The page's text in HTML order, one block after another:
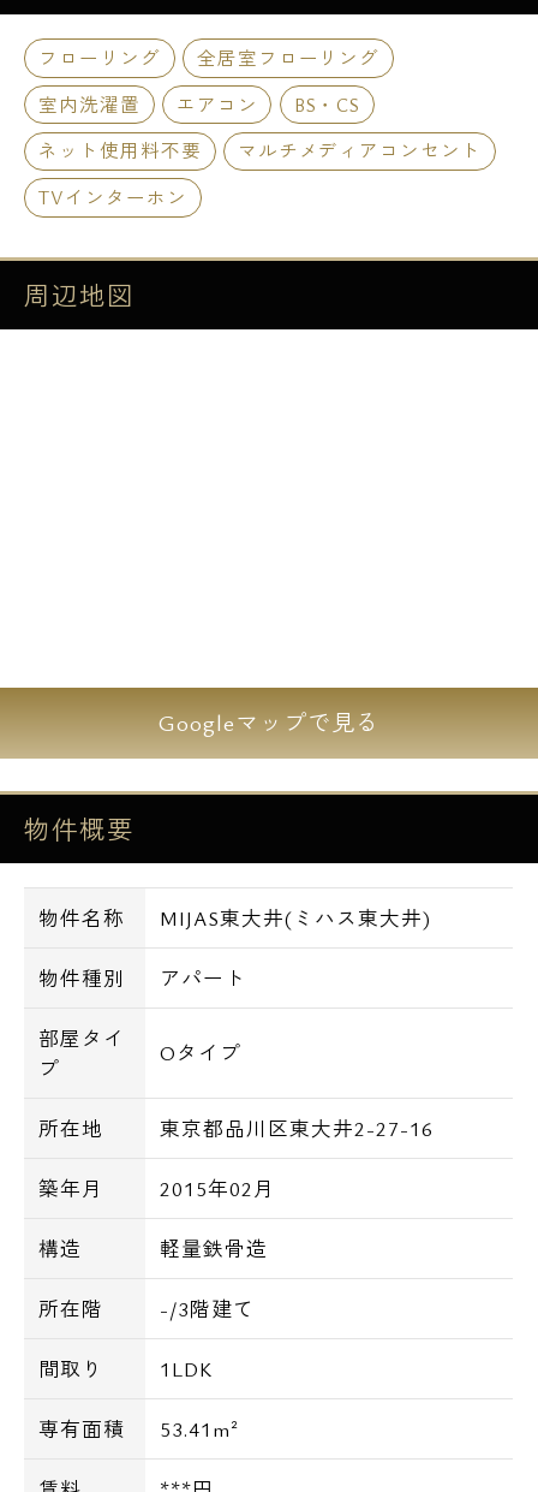
フローリング
全居室フローリング
室内洗濯置
エアコン
BS・CS
ネット使用料不要
マルチメディアコンセント
TVインターホン
周辺地図
Googleマップで見る
物件概要
物件名称 MIJAS東大井(ミハス東大井)
物件種別 アパート
部屋タイ
プ
Oタイプ
所在地 東京都品川区東大井2-27-16
築年月 2015年02月
構造 軽量鉄骨造
所在階 -/3階建て
間取り 1LDK
専有面積 53.41m²